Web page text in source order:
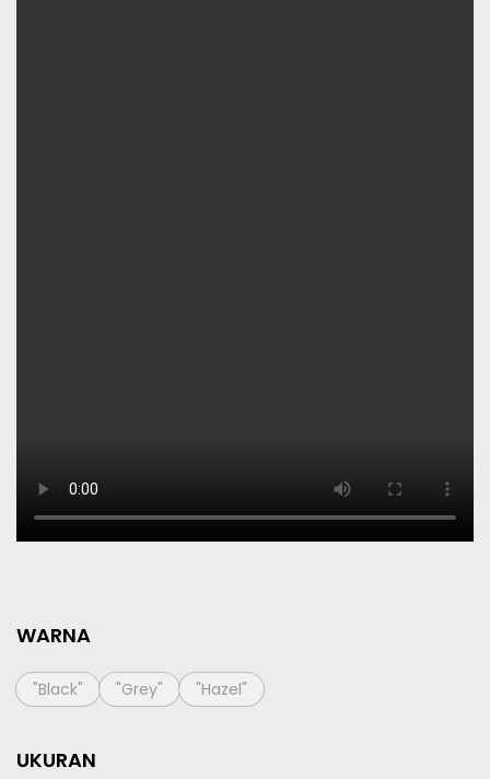
WARNA
"Black" "Grey" "Hazel"
UKURAN